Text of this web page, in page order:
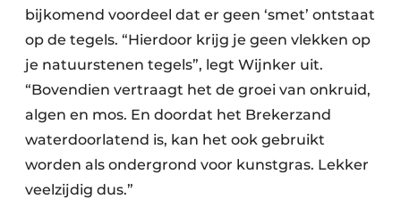
bijkomend voordeel dat er geen ‘smet’ ontstaat
op de tegels. “Hierdoor krijg je geen vlekken op
je natuurstenen tegels”, legt Wijnker uit.
“Bovendien vertraagt het de groei van onkruid,
algen en mos. En doordat het Brekerzand
waterdoorlatend is, kan het ook gebruikt
worden als ondergrond voor kunstgras. Lekker
veelzijdig dus.”